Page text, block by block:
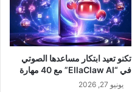
تكنو تعيد ابتكار مساعدها الصوتي
في “EllaClaw AI” مع 40 مهارة
يونيو 27, 2026